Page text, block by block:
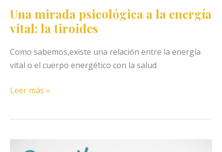
de
carbohidratos refinados
Una mirada psicológica a la energía
vital: la tiroides
Como sabemos,existe una relación entre la energía
vital o el cuerpo energético con la salud
Una
psicológica
la
Leer más »